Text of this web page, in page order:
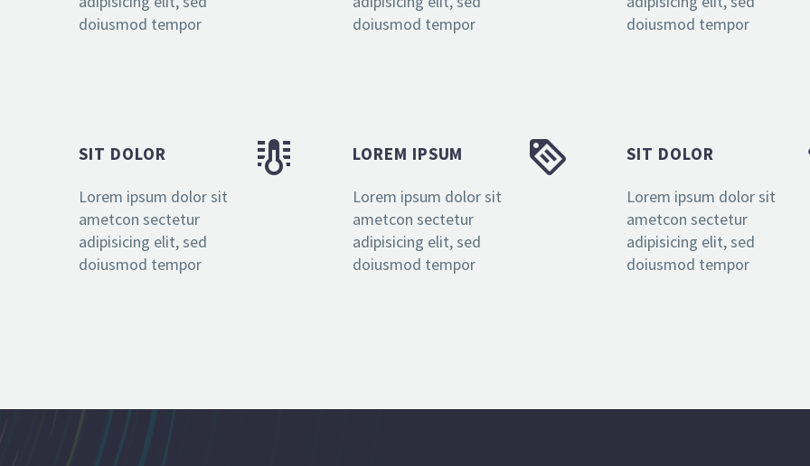
doiusmod tempor


SIT DOLOR
Lorem ipsum dolor sit
ametcon sectetur
adipisicing elit, sed
doiusmod tempor
doiusmod tempor


LOREM IPSUM
Lorem ipsum dolor sit
ametcon sectetur
adipisicing elit, sed
doiusmod tempor
doiusmod tempor
SIT DOLOR
Lorem ipsum dolor sit
ametcon sectetur
adipisicing elit, sed
doiusmod tempor